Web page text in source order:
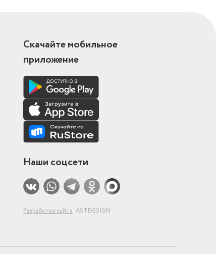
Скачайте мобильное
приложение
Наши соцсети
Разработка сайта ASTDESIGN